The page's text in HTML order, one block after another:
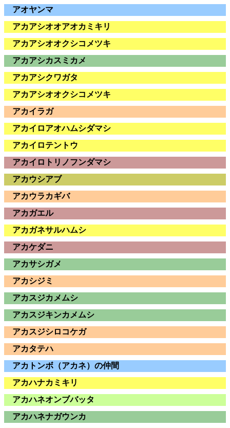
アオヤンマ
アカアシオオアオカミキリ
アカアシオオクシコメツキ
アカアシカスミカメ
アカアシクワガタ
アカアシオオクシコメツキ
アカイラガ
アカイロアオハムシダマシ
アカイロテントウ
アカイロトリノフンダマシ
アカウシアブ
アカウラカギバ
アカガエル
アカガネサルハムシ
アカケダニ
アカサシガメ
アカシジミ
アカスジカメムシ
アカスジキンカメムシ
アカスジシロコケガ
アカタテハ
アカトンボ（アカネ）の仲間
アカハナカミキリ
アカハネオンブバッタ
アカハネナガウンカ